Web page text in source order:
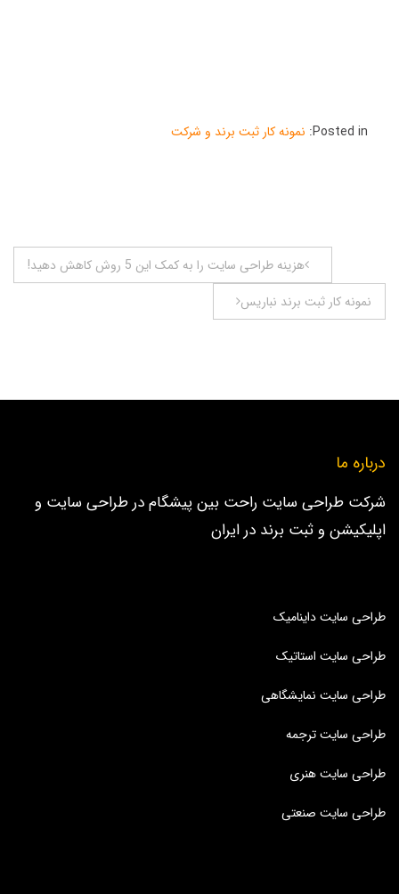
Posted in: نمونه کار ثبت برند و شرکت
نوشته
هزینه طراحی سایت را به کمک این 5 روش کاهش دهید!
نمونه کار ثبت برند نباریس
درباره ما
شرکت طراحی سایت راحت بین پیشگام در طراحی سایت و
اپلیکیشن و ثبت برند در ایران
طراحی سایت داینامیک
طراحی سایت استاتیک
طراحی سایت نمایشگاهی
طراحی سایت ترجمه
طراحی سایت هنری
طراحی سایت صنعتی